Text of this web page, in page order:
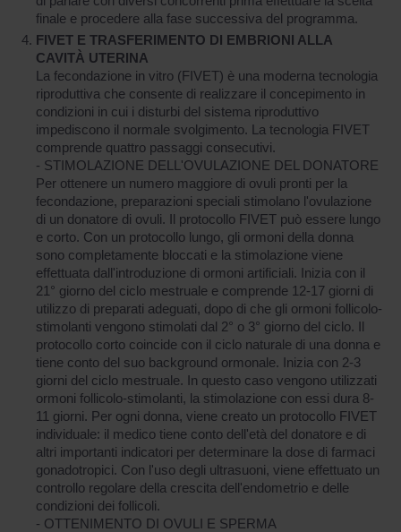
finale e procedere alla fase successiva del programma.
FIVET E TRASFERIMENTO DI EMBRIONI ALLA
CAVITÀ UTERINA
La fecondazione in vitro (FIVET) è una moderna tecnologia
riproduttiva che consente di realizzare il concepimento in
condizioni in cui i disturbi del sistema riproduttivo
impediscono il normale svolgimento. La tecnologia FIVET
comprende quattro passaggi consecutivi.
- STIMOLAZIONE DELL'OVULAZIONE DEL DONATORE
Per ottenere un numero maggiore di ovuli pronti per la
fecondazione, preparazioni speciali stimolano l'ovulazione
di un donatore di ovuli. Il protocollo FIVET può essere lungo
e corto. Con un protocollo lungo, gli ormoni della donna
sono completamente bloccati e la stimolazione viene
effettuata dall'introduzione di ormoni artificiali. Inizia con il
21° giorno del ciclo mestruale e comprende 12-17 giorni di
utilizzo di preparati adeguati, dopo di che gli ormoni follicolo-
stimolanti vengono stimolati dal 2° o 3° giorno del ciclo. Il
protocollo corto coincide con il ciclo naturale di una donna e
tiene conto del suo background ormonale. Inizia con 2-3
giorni del ciclo mestruale. In questo caso vengono utilizzati
ormoni follicolo-stimolanti, la stimolazione con essi dura 8-
11 giorni. Per ogni donna, viene creato un protocollo FIVET
individuale: il medico tiene conto dell'età del donatore e di
altri importanti indicatori per determinare la dose di farmaci
gonadotropici. Con l'uso degli ultrasuoni, viene effettuato un
controllo regolare della crescita dell'endometrio e delle
condizioni dei follicoli.
- OTTENIMENTO DI OVULI E SPERMA